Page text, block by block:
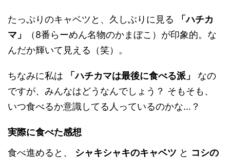
たっぷりのキャベツと、久しぶりに見る
「ハチカ
マ」
（8番らーめん名物のかまぼこ）が印象的。な
んだか輝いて見える（笑）。
ちなみに私は 「ハチカマは最後に食べる派」
なの
ですが、みんなはどうなんでしょう？ そもそも、
いつ食べるか意識してる人っているのかな…？
実際に食べた感想
食べ進めると、 シャキシャキのキャベツ と コシの